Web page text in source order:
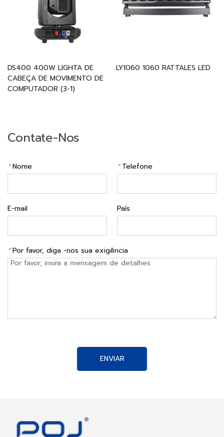
DS400 400W LIGHTA DE
CABEÇA DE MOVIMENTO DE
COMPUTADOR (3-1)
LY1060 1060 RATTALES LED
Contate-Nos
*Nome * Telefone
E-mail País
*Por favor, diga -nos sua exigência
ENVIAR